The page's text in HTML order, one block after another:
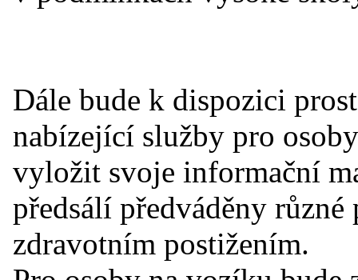
Dále bude k dispozici
nabízející služby pro
vyložit svoje informační
předsálí předváděny
zdravotním postižením.